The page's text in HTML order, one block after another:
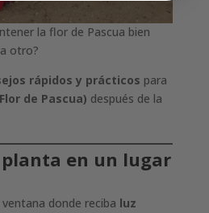
la flor de Pascua bien
otro?
rápidos y prácticos para
de Pascua) después de la
en un lugar
donde reciba luz